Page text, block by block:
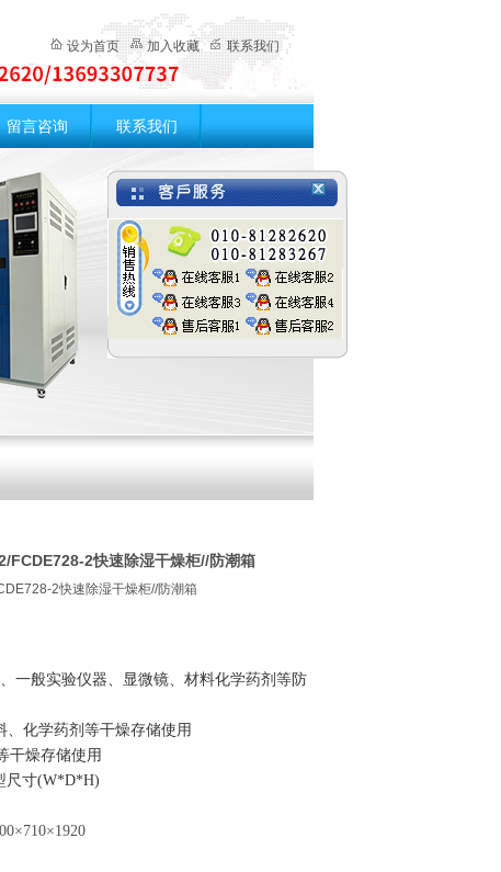
设为首页 加入收藏 联系我们
留言咨询 联系我们
FCDE728-2快速除湿干燥柜//防潮箱
2快速除湿干燥柜//防潮箱
一般实验仪器、显微镜、材料化学药剂等防
化学药剂等干燥存储使用
干燥存储使用
尺寸(W*D*H)
×710×1920